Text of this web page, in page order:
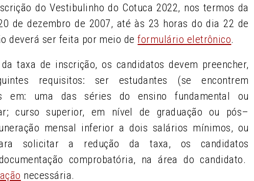
do Vestibulinho do Cotuca 2022, nos termos da
de dezembro de 2007, até às 23 horas do dia 22 de
deverá ser feita por meio deformulário eletrônico.
taxa de inscrição, os candidatos devem preencher,
requisitos: ser estudantes (se encontrem
em: uma das séries do ensino fundamental ou
curso superior, em nível de graduação ou pós–
mensal inferior a dois salários mínimos, ou
solicitar a redução da taxa, os candidatos
comprobatória, na área do candidato.
necessária.